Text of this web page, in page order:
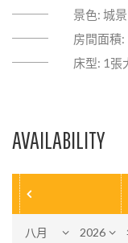
景色: 城景
房間面積:
床型: 1張
AVAILABILITY